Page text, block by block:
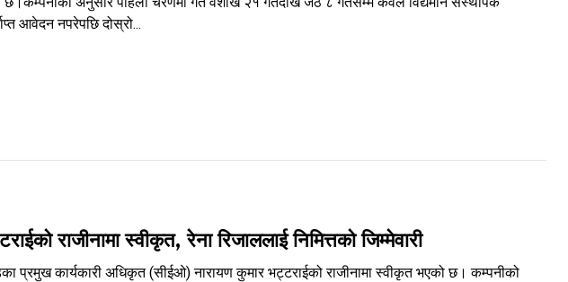
आवेदन नपरेपछि दोस्रो...
राजीनामा स्वीकृत, रेना रिजाललाई निमित्तको जिम्मेवारी
प्रमुख कार्यकारी अधिकृत (सीईओ) नारायण कुमार भट्टराईको राजीनामा स्वीकृत भएको छ। कम्पनीको